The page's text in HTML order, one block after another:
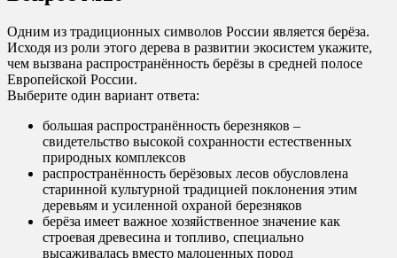
Одним из традиционных символов России является берёза.
Исходя из роли этого дерева в развитии экосистем укажите,
чем вызвана распространённость берёзы в средней полосе
Европейской России.
Выберите один вариант ответа:
большая распространённость березняков –
свидетельство высокой сохранности естественных
природных комплексов
распространённость берёзовых лесов обусловлена
старинной культурной традицией поклонения этим
деревьям и усиленной охраной березняков
берёза имеет важное хозяйственное значение как
строевая древесина и топливо, специально
высаживалась вместо малоценных пород